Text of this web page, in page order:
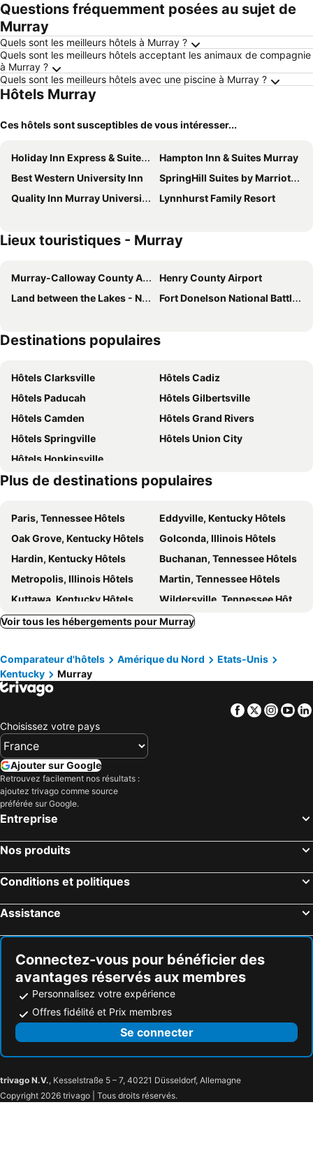
Questions fréquemment posées au sujet de
Murray
Quels sont les meilleurs hôtels à Murray ?
Quels sont les meilleurs hôtels acceptant les animaux de compagnie
à Murray ?
Quels sont les meilleurs hôtels avec une piscine à Murray ?
Hôtels Murray
Ces hôtels sont susceptibles de vous intéresser...
Holiday Inn Express & Suites Murray By Ihg
Hampton Inn & Suites Murray
Best Western University Inn
SpringHill Suites by Marriott Murray
Quality Inn Murray University Area
Lynnhurst Family Resort
Lieux touristiques - Murray
Murray-Calloway County Airport
Henry County Airport
Land between the Lakes - National Recreation Area
Fort Donelson National Battlefield
Destinations populaires
Hôtels Clarksville
Hôtels Cadiz
Hôtels Paducah
Hôtels Gilbertsville
Hôtels Camden
Hôtels Grand Rivers
Hôtels Springville
Hôtels Union City
Hôtels Hopkinsville
Plus de destinations populaires
Paris, Tennessee Hôtels
Eddyville, Kentucky Hôtels
Oak Grove, Kentucky Hôtels
Golconda, Illinois Hôtels
Hardin, Kentucky Hôtels
Buchanan, Tennessee Hôtels
Metropolis, Illinois Hôtels
Martin, Tennessee Hôtels
Kuttawa, Kentucky Hôtels
Wildersville, Tennessee Hôtels
Benton, Kentucky Hôtels
Hurricane Mills, Tennessee Hôtels
Princeton, Kentucky Hôtels
Calvert City, Kentucky Hôtels
Huntingdon, Tennessee Hôtels
New Johnsonville, Tennessee Hôtels
Waverly, Tennessee Hôtels
Lexington, Kentucky Hôtels
Williamstown, Kentucky Hôtels
Frankfort, Kentucky Hôtels
London, Kentucky Hôtels
Slade, Kentucky Hôtels
Panama City Beach, Floride Hôtels
Gulf Shores, Alabama Hôtels
New York, New York Hôtels
Honolulu, Hawaii Hôtels
Voir tous les hébergements pour Murray
Comparateur d'hôtels Amérique du Nord
Etats-Unis
Kentucky
Murray
Facebook
Twitter
Choisissez votre pays
Ajouter sur Google
Retrouvez facilement nos résultats :
ajoutez trivago comme source
préférée sur Google.
Entreprise
Nos produits
Conditions et politiques
Assistance
Connectez-vous pour bénéficier des
avantages réservés aux membres
Personnalisez votre expérience
Offres fidélité et Prix membres
Se connecter
trivago N.V., Kesselstraße 5 – 7, 40221 Düsseldorf, Allemagne
Copyright 2026 trivago | Tous droits réservés.